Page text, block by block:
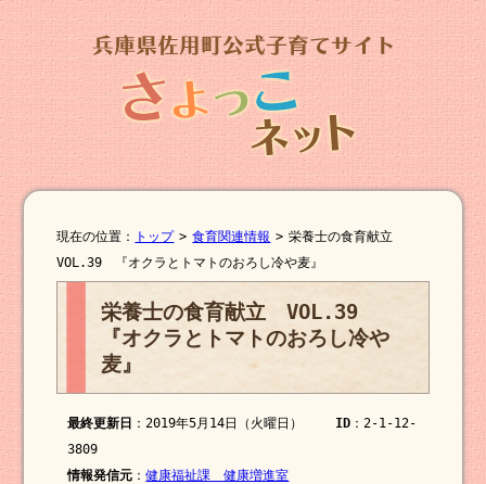
現在の位置： トップ > 食育関連情報 > 栄養士の食育献立
VOL.39 『オクラとトマトのおろし冷や麦』
栄養士の食育献立 VOL.39
『オクラとトマトのおろし冷や
麦』
最終更新日 ：2019年5月14日（火曜日） ID ：2-1-12-
3809
情報発信元 ：健康福祉課 健康増進室